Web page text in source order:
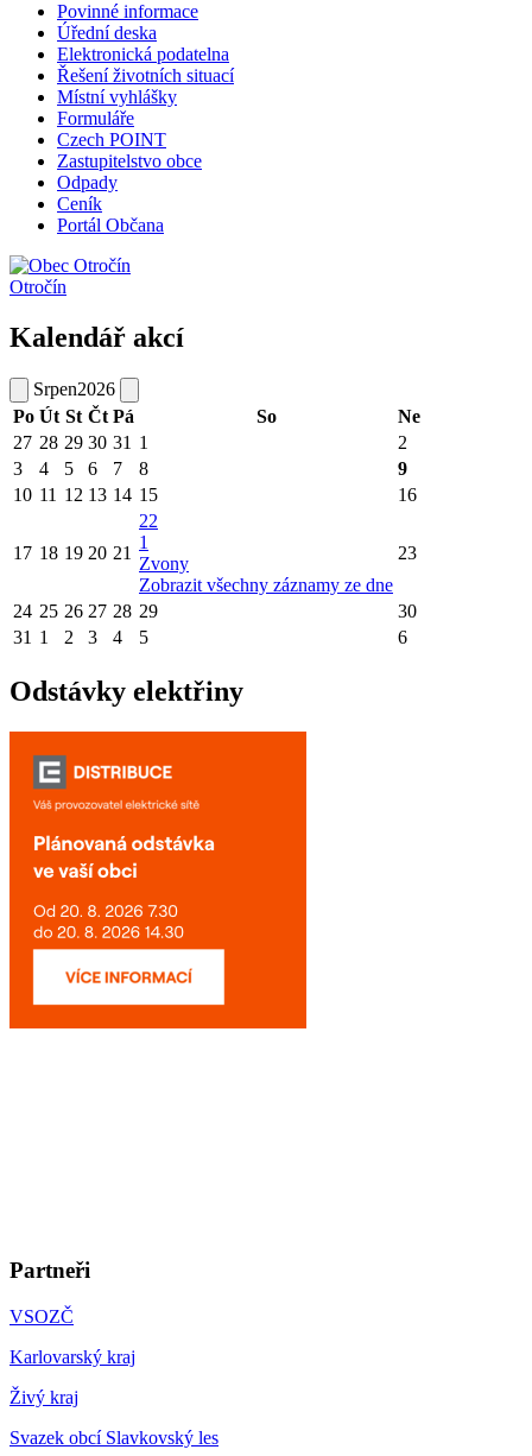
Povinné informace
Úřední deska
Elektronická podatelna
Řešení životních situací
Místní vyhlášky
Formuláře
Czech POINT
Zastupitelstvo obce
Odpady
Ceník
Portál Občana
Otročín
Kalendář akcí
Srpen2026
Po Út St Čt Pá So
Ne
27 28 29 30 31 1
2
3
4 5 6 7 8
9
10 11 12 13 14 15 16
17 18 19 20 21
22
1
Zvony
Zobrazit všechny záznamy ze dne
23
24 25 26 27 28 29
30
31 1 2 3 4 5 6
Odstávky elektřiny
Partneři
VSOZČ
Karlovarský kraj
Živý kraj
Svazek obcí Slavkovský les